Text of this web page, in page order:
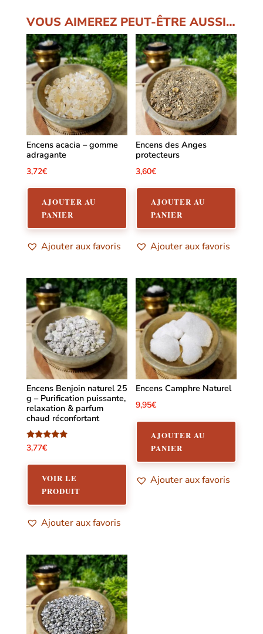
VOUS AIMEREZ PEUT-ÊTRE AUSSI…
Encens acacia – gomme
adragante
3,72€
AJOUTER AU
PANIER
Ajouter aux favoris
Encens des Anges
protecteurs
3,60€
AJOUTER AU
PANIER
Ajouter aux favoris
Encens Benjoin naturel 25
g – Purification puissante,
relaxation & parfum
chaud réconfortant
Note
4.75
3,77€
VOIR LE
PRODUIT
Ajouter aux favoris
Encens Camphre Naturel
9,95€
AJOUTER AU
PANIER
Ajouter aux favoris